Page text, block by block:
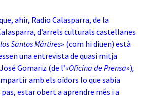
ahir, Radio Calasparra, de la
d’arrels culturals castellanes
Santos Mártires» (com hi diuen) està
una entrevista de quasi mitja
Gomariz (de l’«Oficina de Prensa»),
amb els oïdors lo que sabia
estar obert a aprendre més i a